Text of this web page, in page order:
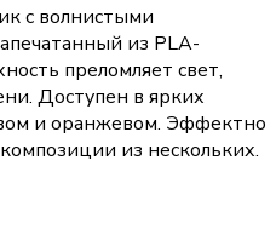
с волнистыми
из PLA-
преломляет свет,
Доступен в ярких
и оранжевом. Эффектно
из нескольких.